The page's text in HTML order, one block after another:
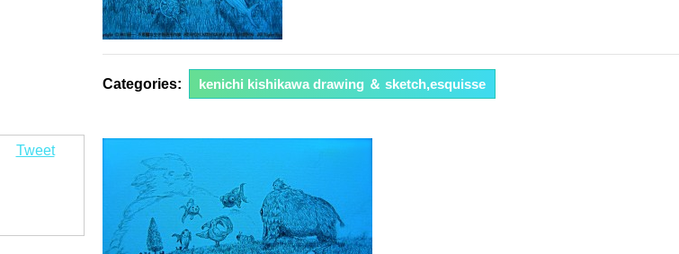
Categories: kenichi kishikawa drawing ＆ sketch,esquisse
Tweet